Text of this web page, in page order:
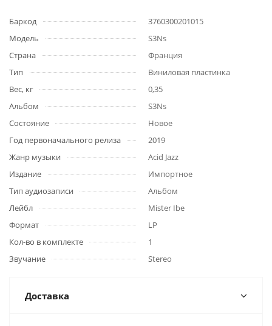
Баркод
3760300201015
Модель
S3Ns
Страна
Франция
Тип
Виниловая пластинка
Вес, кг
0,35
Альбом
S3Ns
Состояние
Новое
Год первоначального релиза
2019
Жанр музыки
Acid Jazz
Издание
Импортное
Тип аудиозаписи
Альбом
Лейбл
Mister Ibe
Формат
LP
Кол-во в комплекте
1
Звучание
Stereo
Доставка